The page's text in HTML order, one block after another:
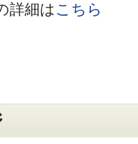
詳細は こちら